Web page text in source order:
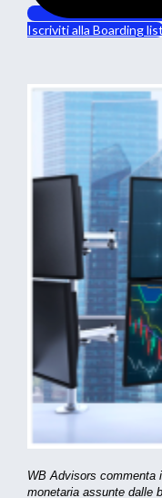
Iscriviti alla Boarding
WB Advisors commenta
monetaria assunte dalle